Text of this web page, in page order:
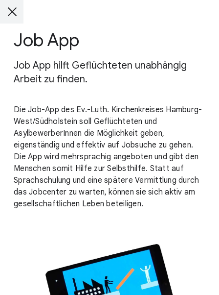
Job App
Job App hilft Geflüchteten unabhängig
Arbeit zu finden.
Die Job-App des Ev.-Luth. Kirchenkreises Hamburg-
West/Südholstein soll Geflüchteten und
AsylbewerberInnen die Möglichkeit geben,
eigenständig und effektiv auf Jobsuche zu gehen.
Die App wird mehrsprachig angeboten und gibt den
Menschen somit Hilfe zur Selbsthilfe. Statt auf
Sprachschulung und eine spätere Vermittlung durch
das Jobcenter zu warten, können sie sich aktiv am
gesellschaftlichen Leben beteiligen.